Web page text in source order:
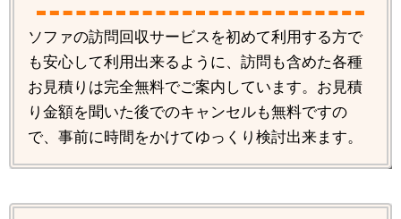
ソファの訪問回収サービスを初めて利用する方で
も安心して利用出来るように、訪問も含めた各種
お見積りは完全無料でご案内しています。お見積
り金額を聞いた後でのキャンセルも無料ですの
で、事前に時間をかけてゆっくり検討出来ます。